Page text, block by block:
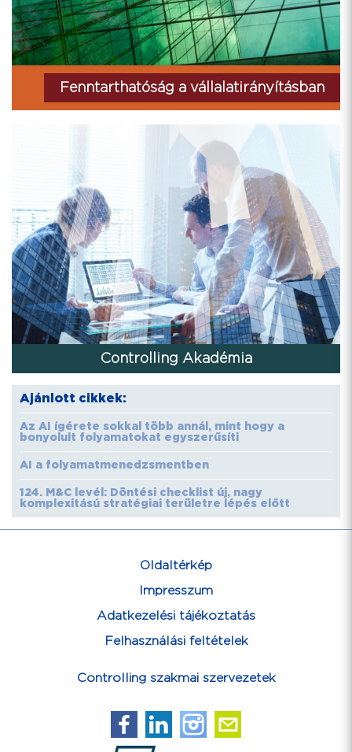
Fenntarthatóság a vállalatirányításban
Controlling Akadémia
Ajánlott cikkek:
Az AI ígérete sokkal több annál, mint hogy a
bonyolult folyamatokat egyszerűsíti
AI a folyamatmenedzsmentben
124. M&C levél: Döntési checklist új, nagy
komplexitású stratégiai területre lépés előtt
Oldaltérkép
Impresszum
Adatkezelési tájékoztatás
Felhasználási feltételek
Controlling szakmai szervezetek